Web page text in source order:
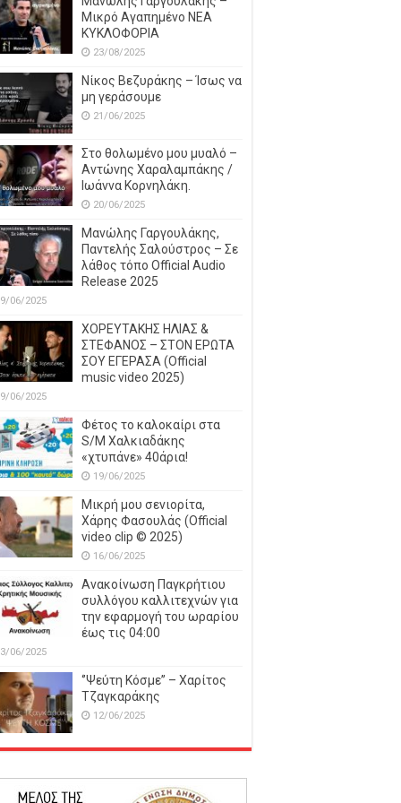
Μικρό Αγαπημένο NEΑ
ΚΥΚΛΟΦΟΡΙΑ
23/08/2025
Νίκος Βεζυράκης – Ίσως να
μη γεράσουμε
21/06/2025
Στο θολωμένο μου μυαλό –
Αντώνης Χαραλαμπάκης /
Ιωάννα Κορνηλάκη.
20/06/2025
Μανώλης Γαργουλάκης,
Παντελής Σαλούστρος – Σε
λάθος τόπο Official Audio
Release 2025
06/2025
ΧΟΡΕΥΤΑΚΗΣ ΗΛΙΑΣ &
ΣΤΕΦΑΝΟΣ – ΣΤΟΝ ΕΡΩΤΑ
ΣΟΥ ΕΓΕΡΑΣΑ (Official
music video 2025)
06/2025
Φέτος το καλοκαίρι στα
S/M Χαλκιαδάκης
«χτυπάνε» 40άρια!
19/06/2025
Μικρή μου σενιορίτα,
Χάρης Φασουλάς (Official
video clip © 2025)
16/06/2025
Ανακοίνωση Παγκρήτιου
συλλόγου καλλιτεχνών για
την εφαρμογή του ωραρίου
έως τις 04:00
06/2025
‘’Ψεύτη Κόσμε’’ – Χαρίτος
Τζαγκαράκης
12/06/2025